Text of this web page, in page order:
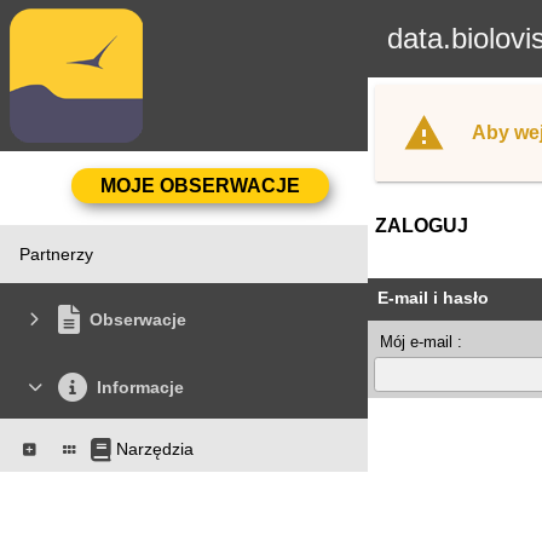
Partnerzy
Obserwacje
Informacje
Narzędzia
Aby
ZALOGUJ
E-mail i hasło
Mój e-mail :